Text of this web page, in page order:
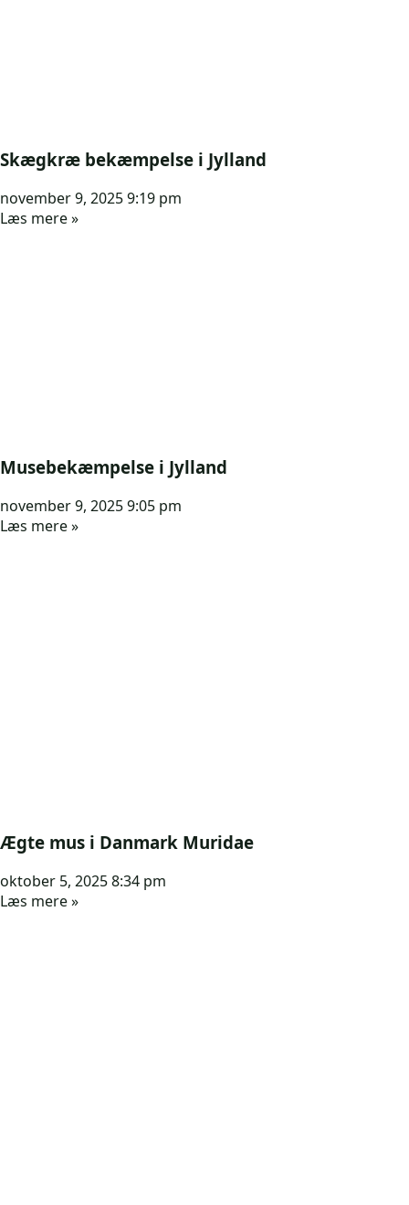
Skægkræ bekæmpelse i Jylland
november 9, 20259:19 pm
Læs mere »
Musebekæmpelse i Jylland
november 9, 20259:05 pm
Læs mere »
Ægte mus i Danmark Muridae
oktober 5, 20258:34 pm
Læs mere »